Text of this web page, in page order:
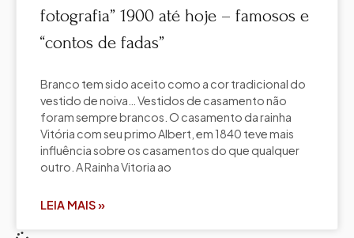
fotografia” 1900 até hoje – famosos e
“contos de fadas”
Branco tem sido aceito como a cor tradicional do
vestido de noiva… Vestidos de casamento não
foram sempre brancos. O casamento da rainha
Vitória com seu primo Albert, em 1840 teve mais
influência sobre os casamentos do que qualquer
outro. A Rainha Vitoria ao
LEIA MAIS »